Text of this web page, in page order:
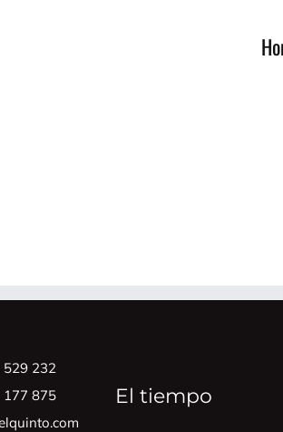
529 232
177 875
El tiempo